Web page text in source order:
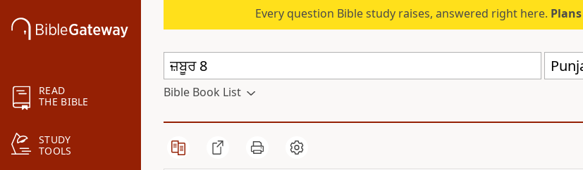
READ
THE BIBLE
STUDY
TOOLS
Every question Bible study raises, answered right here.
Bible Book List